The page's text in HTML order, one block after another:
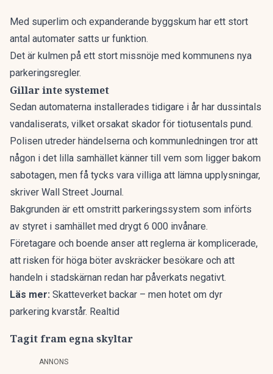
Med superlim och expanderande byggskum har ett stort
antal automater satts ur funktion.
Det är kulmen på ett stort missnöje med kommunens nya
parkeringsregler.
Gillar inte systemet
Sedan automaterna installerades tidigare i år har dussintals
vandaliserats, vilket orsakat skador för tiotusentals pund.
Polisen utreder händelserna och kommunledningen tror att
någon i det lilla samhället känner till vem som ligger bakom
sabotagen, men få tycks vara villiga att lämna upplysningar,
skriver Wall Street Journal.
Bakgrunden är ett omstritt parkeringssystem som införts
av styret i samhället med drygt 6 000 invånare.
Företagare och boende anser att reglerna är komplicerade,
att risken för höga böter avskräcker besökare och att
handeln i stadskärnan redan har påverkats negativt.
Läs mer: Skatteverket backar – men hotet om dyr
parkering kvarstår. Realtid
Tagit fram egna skyltar
ANNONS